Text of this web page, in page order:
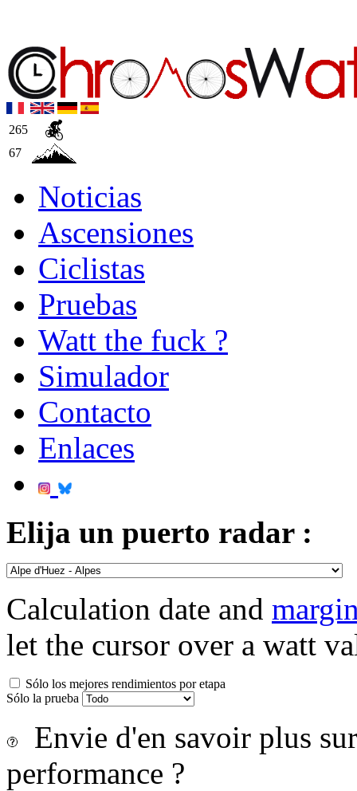
265
67
Noticias
Ascensiones
Ciclistas
Pruebas
Watt the fuck ?
Simulador
Contacto
Enlaces
Elija un puerto radar :
Calculation date and
let the cursor over a watt
Sólo los mejores rendimientos por etapa
Sólo la prueba
Envie d'en savoir plus
performance ?